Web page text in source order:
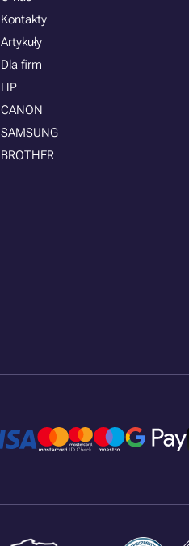
Kontakty
Artykuły
Dla firm
HP
CANON
SAMSUNG
BROTHER